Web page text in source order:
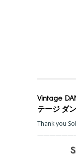
Vintage
テージ ダ
Thank you